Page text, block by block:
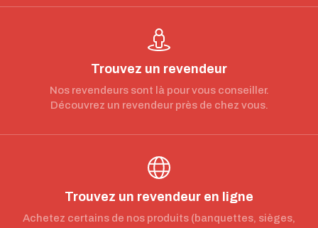
Trouvez un revendeur
Nos revendeurs sont là pour vous conseiller.
Découvrez un revendeur près de chez vous.
Trouvez un revendeur en ligne
Achetez certains de nos produits (banquettes, sièges,